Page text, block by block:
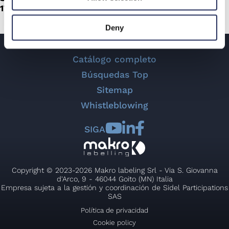
Deny
17 - 20 Noviembre 2026
Catálogo completo
Búsquedas Top
Sitemap
Whistleblowing
SIGA
Copyright © 2023-2026 Makro labeling Srl - Via S. Giovanna
d'Arco, 9 - 46044 Goito (MN) Italia
Empresa sujeta a la gestión y coordinación de Sidel Participations
SAS
Política de privacidad
Cookie policy